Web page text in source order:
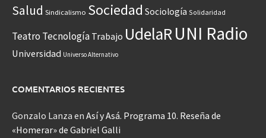
Salud Sindicalismo Sociedad Sociología Solidaridad
Teatro Tecnología Trabajo UdelaRUNI Radio
Universidad Universo Alternativo
COMENTARIOS RECIENTES
Gonzalo Lanza en Así y Asá. Programa 10. Reseña de
«Homerar» de Gabriel Galli